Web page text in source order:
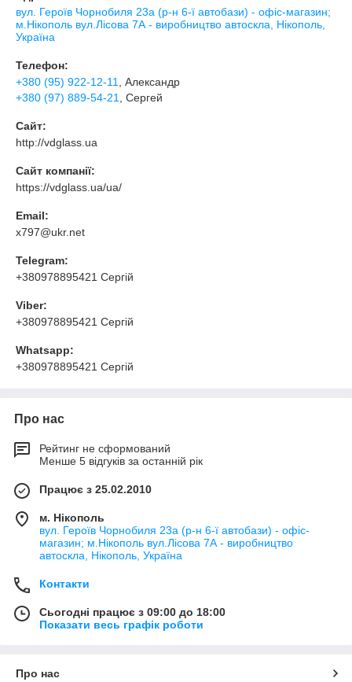
вул. Героїв Чорнобиля 23а (р-н 6-ї автобази) - офіс-магазин;
м.Нікополь вул.Лісова 7А - виробництво автоскла, Нікополь,
Україна
Телефон:
+380 (95) 922-12-11
, Александр
+380 (97) 889-54-21
, Сергей
Сайт:
http://vdglass.ua
Сайт компанії:
https://vdglass.ua/ua/
Email:
x797@ukr.net
Telegram:
+380978895421 Сергій
Viber:
+380978895421 Сергій
Whatsapp:
+380978895421 Сергій
Про нас
Рейтинг не сформований
Менше 5 відгуків за останній рік
Працює з 25.02.2010
м. Нікополь
вул. Героїв Чорнобиля 23а (р-н 6-ї автобази) - офіс-
магазин; м.Нікополь вул.Лісова 7А - виробництво
автоскла, Нікополь, Україна
Контакти
Сьогодні працює з 09:00 до 18:00
Показати весь графік роботи
Про нас